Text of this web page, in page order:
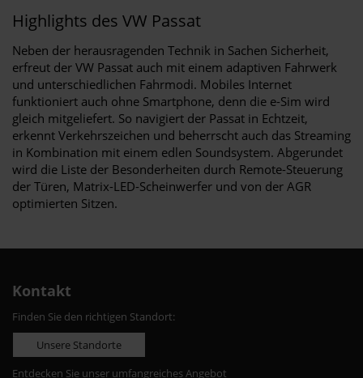
Highlights des VW Passat
Neben der herausragenden Technik in Sachen Sicherheit,
erfreut der VW Passat auch mit einem adaptiven Fahrwerk
und unterschiedlichen Fahrmodi. Mobiles Internet
funktioniert auch ohne Smartphone, denn die e-Sim wird
gleich mitgeliefert. So navigiert der Passat in Echtzeit,
erkennt Verkehrszeichen und beherrscht auch das Streaming
in Kombination mit einem edlen Soundsystem. Abgerundet
wird die Liste der Besonderheiten durch Remote-Steuerung
der Türen, Matrix-LED-Scheinwerfer und von der AGR
optimierten Sitzen.
Kontakt
Finden Sie den richtigen Standort:
Unsere Standorte
Entdecken Sie unser umfangreiches Angebot